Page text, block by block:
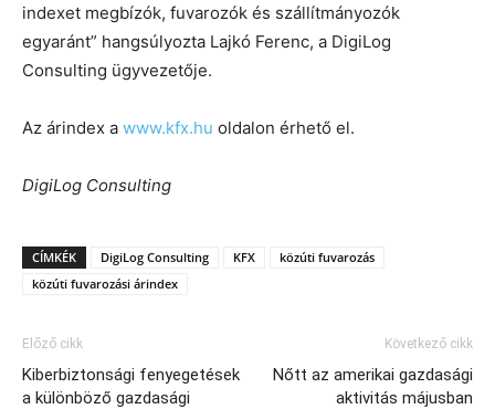
indexet megbízók, fuvarozók és szállítmányozók
egyaránt” hangsúlyozta Lajkó Ferenc, a DigiLog
Consulting ügyvezetője.
Az árindex a www.kfx.hu oldalon érhető el.
DigiLog Consulting
CÍMKÉK DigiLog Consulting KFX
közúti fuvarozás
közúti fuvarozási árindex
Előző cikk
Kiberbiztonsági fenyegetések
a különböző gazdasági
Következő cikk
Nőtt az amerikai gazdasági
aktivitás májusban